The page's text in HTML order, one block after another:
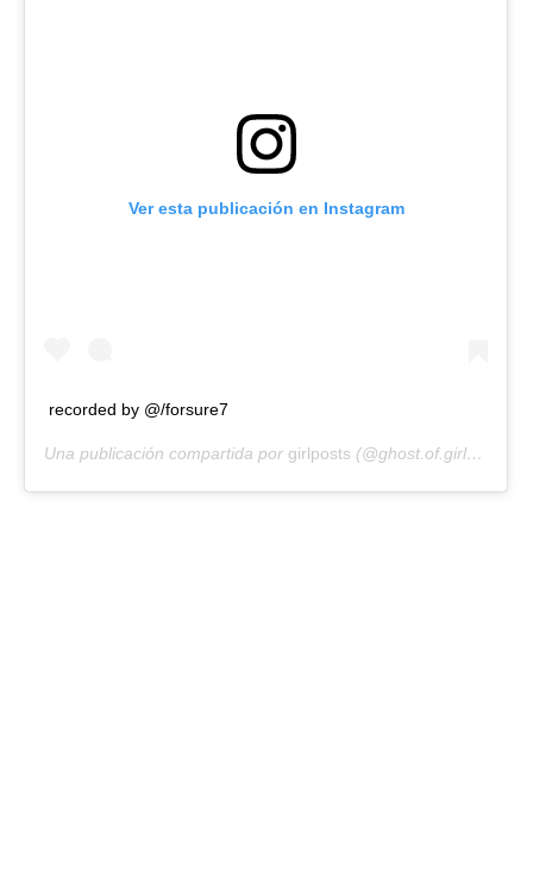
Ver esta publicación en Instagram
recorded by @/forsure7
Una publicación compartida por girlposts (@ghost.of.girlposts) el